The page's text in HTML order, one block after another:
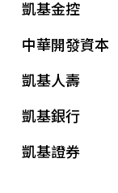
凱基金控
中華開發資本
凱基人壽
凱基銀行
凱基證券